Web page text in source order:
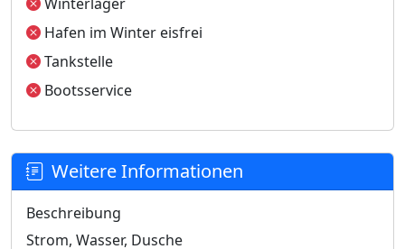
Hafen im Winter eisfrei
Tankstelle
Bootsservice
Weitere Informationen
Beschreibung
Strom, Wasser, Dusche